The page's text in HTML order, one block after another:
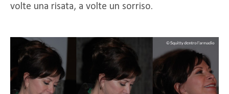
volte una risata, a volte un sorriso.